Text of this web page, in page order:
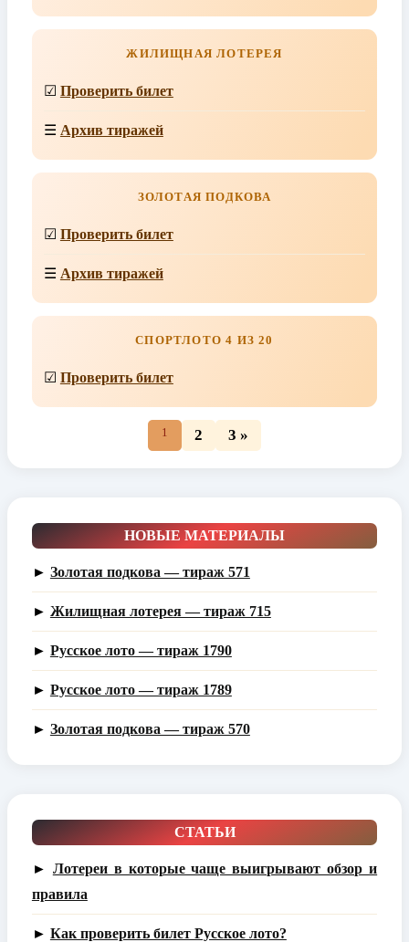
ЖИЛИЩНАЯ ЛОТЕРЕЯ
☑ Проверить билет
☰ Архив тиражей
ЗОЛОТАЯ ПОДКОВА
☑ Проверить билет
☰ Архив тиражей
СПОРТЛОТО 4 ИЗ 20
☑ Проверить билет
1 2 3 »
НОВЫЕ МАТЕРИАЛЫ
► Золотая подкова — тираж 571
► Жилищная лотерея — тираж 715
► Русское лото — тираж 1790
► Русское лото — тираж 1789
► Золотая подкова — тираж 570
СТАТЬИ
► Лотереи в которые чаще выигрывают обзор и
правила
► Как проверить билет Русское лото?